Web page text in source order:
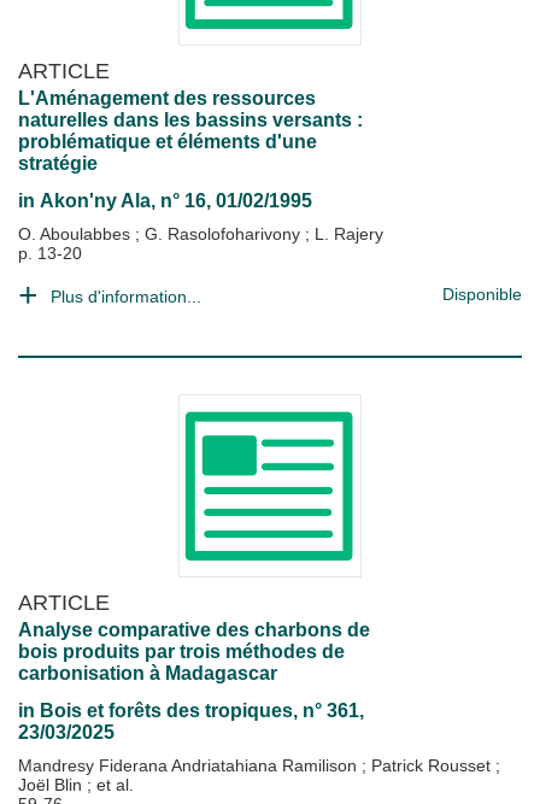
ARTICLE
L'Aménagement des ressources
naturelles dans les bassins versants :
problématique et éléments d'une
stratégie
in Akon'ny Ala, n° 16, 01/02/1995
O. Aboulabbes ; G. Rasolofoharivony ; L. Rajery
p. 13-20
Plus d'information... Disponible
ARTICLE
Analyse comparative des charbons de
bois produits par trois méthodes de
carbonisation à Madagascar
in Bois et forêts des tropiques, n° 361,
23/03/2025
Mandresy Fiderana Andriatahiana Ramilison ; Patrick Rousset ;
Joël Blin ; et al.